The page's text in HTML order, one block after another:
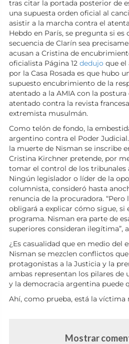
tras citar la portada posterior de
una supuesta orden oficial al
asistir a la marcha contra el
Hebdo en París, se pregunta si es
secuencia de Clarín sea
acusan a Cristina de
oficialista Página 12 dedujo que
por la Casa Rosada es que hubo
supuesto encubrimiento de la
atentado a la AMIA con la postura
atentado contra la revista
extremista musulmán.
Como telón de fondo, la
argentino contra el Poder
la muerte de Nisman se inscribe
Cristina Kirchner pretende, por
tomar el control de los tribunales
Ningún legislador o líder de la
columnista, consideró hasta
renuncia de la procuradora.
obligará a explicar cómo sigue, si
programa. Nisman era parte de
superiores consideran ilegítima”,
¿Es casualidad que en medio del
Nisman se mezclen conflictos
protagonistas a la Justicia y la
ambas representan los pilares de
y la democracia argentina puede
Ahí, como prueba, está la víctima
Mostrar